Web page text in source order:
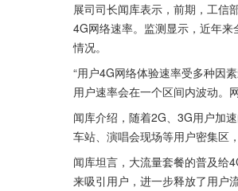
展司司长闻库表示，前期，工信
4G网络速率。监测显示，近年
情况。
“用户4G网络体验速率受多种因
用户速率会在一个区间内波动。
闻库介绍，随着2G、3G用户加
车站、演唱会现场等用户密集区
闻库坦言，大流量套餐的普及给
来吸引用户，进一步释放了用户